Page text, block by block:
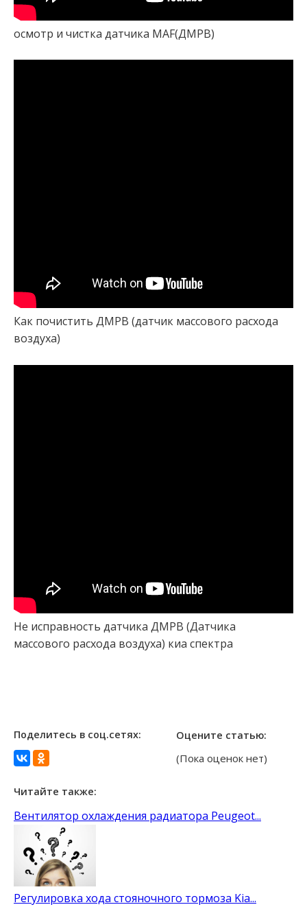
осмотр и чистка датчика MAF(ДМРВ)
Как почистить ДМРВ (датчик массового расхода
воздуха)
Не исправность датчика ДМРВ (Датчика
массового расхода воздуха) киа спектра
Поделитесь в соц.сетях: Оцените статью:
(Пока оценок нет)
Читайте также:
Вентилятор охлаждения радиатора Peugeot...
Регулировка хода стояночного тормоза Kia...